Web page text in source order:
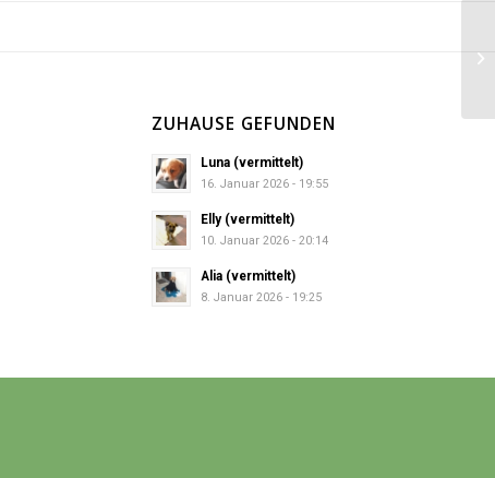
ZUHAUSE GEFUNDEN
Luna (vermittelt)
16. Januar 2026 - 19:55
Elly (vermittelt)
10. Januar 2026 - 20:14
Alia (vermittelt)
8. Januar 2026 - 19:25